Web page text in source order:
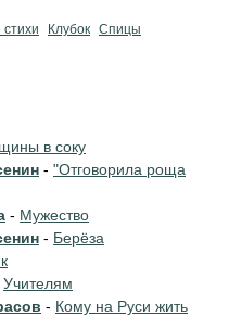
стихи Клубок Спицы
в соку
- "Отговорила роща
- Мужество
- Берёза
Учителям
- Кому на Руси жить